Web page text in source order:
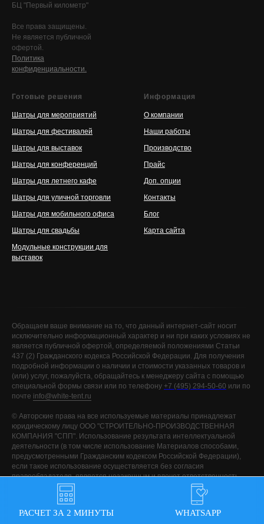
РАСЧЕТ ЗА 2 МИНУТЫ WHATSAPP
БЦ "Первый километр"
Все права защищены.
Не является публичной
офертой.
Политика
конфиденциальности.
Готовые решения
Шатры для мероприятий
Шатры для фестивалей
Шатры для выставок
Шатры для конференций
Шатры для летнего кафе
Шатры для уличной торговли
Шатры для мобильного офиса
Шатры для свадьбы
Модульные конструкции для
выставок
Информация
О компании
Наши работы
Производство
Прайс
Доп. опции
Контакты
Блог
Карта сайта
Обращаем ваше внимание на то, что данный интернет-сайт носит
исключительно информационный характер и ни при каких условиях не
является публичной офертой, определяемой положениями Статьи
437 (2) Гражданского кодекса Российской Федерации. Для получения
подробной информации о наличии и стоимости указанных товаров и
(или) услуг, пожалуйста, обращайтесь к менеджеру сайта с помощью
специальной формы связи или по телефону +7 (495) 294-50-60 или по
почте info@white-tent.ru
©️ Авторские права на все используемые материалы принадлежат
юридическому лицу ООО "СТРОИТЕЛЬНО-ПРОИЗВОДСТВЕННАЯ
КОМПАНИЯ "СПП". Использование результата интеллектуальной
деятельности (в том числе использование Материалов способами,
предусмотренными Гражданским кодексом Российской Федерации),
если такое использование осуществляется без согласия
правообладателя, является незаконным и влечет ответственность,
установленную Гражданским кодексом Российской Федерации и
другими законами, за исключением случаев предусмотренных
Гражданским кодексом Российской Федерации.